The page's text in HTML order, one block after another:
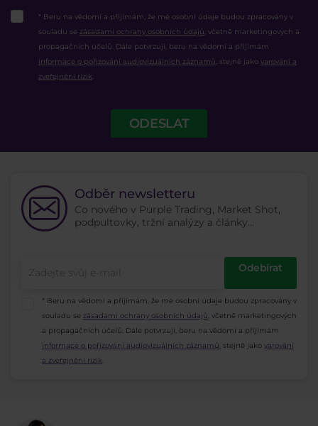
* Beru na vědomí a přijímám, že mé osobní údaje budou zpracovány v
souladu se zásadami ochrany osobních údajů, včetně marketingových a
propagačních účelů. Dále potvrzuji, beru na vědomí a přijímám
informace o pořizování audiovizuálních záznamů, stejně jako varování a
zveřejnění rizik.
ODESLAT
Odběr newsletteru
Co nového v Purple Trading, Market Shot,
podpultovky, tržní analýzy a články...
Odebírat
* Beru na vědomí a přijímám, že mé osobní údaje budou zpracovány v
souladu se zásadami ochrany osobních údajů, včetně marketingových
a propagačních účelů. Dále potvrzuji, beru na vědomí a přijímám
informace o pořizování audiovizuálních záznamů, stejně jako varování
a zveřejnění rizik.